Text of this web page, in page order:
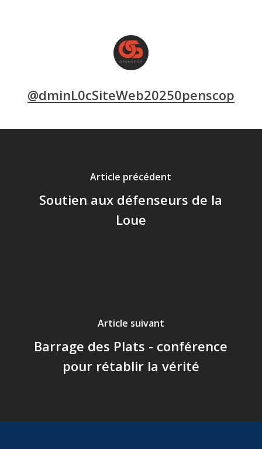
@dminL0cSiteWeb20250penscop
Article précédent
Soutien aux défenseurs de la
Loue
Article suivant
Barrage des Plats - conférence
pour rétablir la vérité